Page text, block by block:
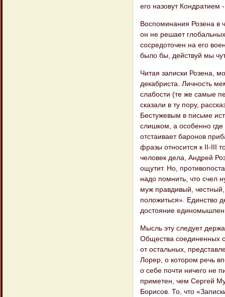
его назовут
Воспоминания Розена в
он не решает
сосредоточен на его
было бы, действуй мы
Читая записки Розена,
декабриста. Личность
слабости (те же самые
сказали в ту пору,
Бестужевым в письме
слишком, а особенно
отстаивает баронов
фразы относится к II-III
человек дела, Андрей
ощутит. Но,
надо помнить, что счел
муж правдивый,
положиться». Единство
достояние
Мысль эту следует
Общества соединенных
от остальных,
Лорер, о котором речь
о себе почти ничего не
приметен, чем Сергей
Борисов. То, что